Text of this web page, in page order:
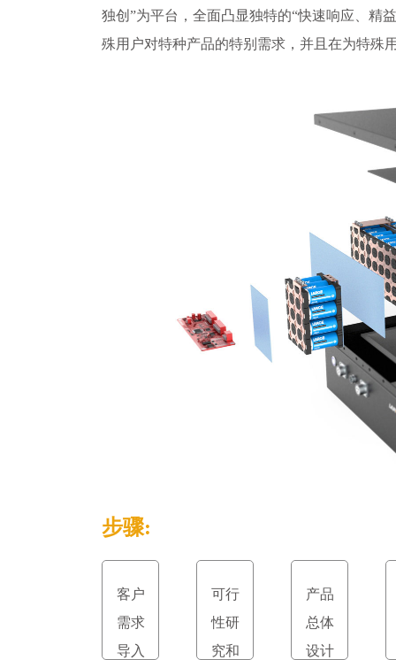
独创”为平台，全面凸显独特的“快速响应、精
殊用户对特种产品的特别需求，并且在为特殊
步骤:
客户
需求
导入
可行
性研
究和
产品
总体
设计